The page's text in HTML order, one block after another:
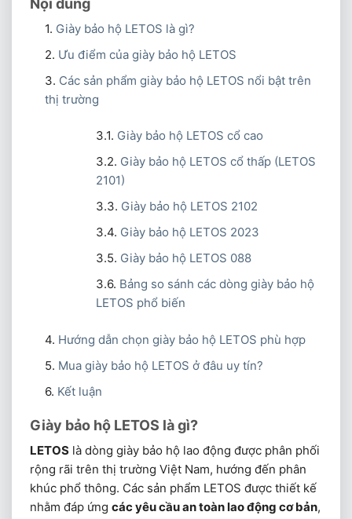
Giày bảo hộ LETOS là gì?
Ưu điểm của giày bảo hộ LETOS
Các sản phẩm giày bảo hộ LETOS nổi bật trên
thị trường
Giày bảo hộ LETOS cổ cao
Giày bảo hộ LETOS cổ thấp (LETOS
2101)
Giày bảo hộ LETOS 2102
Giày bảo hộ LETOS 2023
Giày bảo hộ LETOS 088
Bảng so sánh các dòng giày bảo hộ
LETOS phổ biến
Hướng dẫn chọn giày bảo hộ LETOS phù hợp
Mua giày bảo hộ LETOS ở đâu uy tín?
Kết luận
Giày bảo hộ LETOS là gì?
LETOSlà dòng giày bảo hộ lao động được phân phối
rộng rãi trên thị trường Việt Nam, hướng đến phân
khúc phổ thông. Các sản phẩm LETOS được thiết kế
nhằm đáp ứng các yêu cầu an toàn lao động cơ bản,